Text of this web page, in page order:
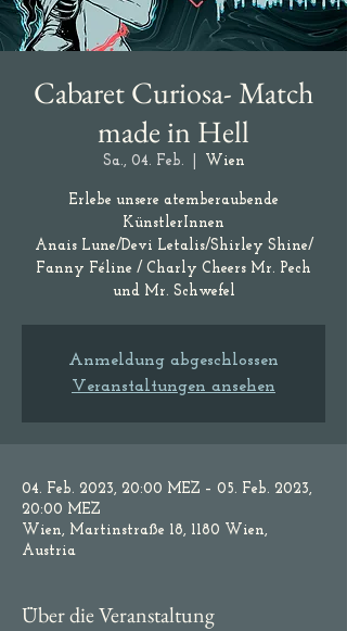
Cabaret Curiosa- Match
made in Hell
Sa., 04. Feb. Wien
Erlebe unsere atemberaubende
KünstlerInnen
Anais Lune/Devi Letalis/Shirley Shine/
Fanny Féline / Charly Cheers Mr. Pech
Anmeldung abgeschlossen
Veranstaltungen ansehen
04. Feb. 2023, 20:00 MEZ – 05. Feb. 2023,
20:00 MEZ
Wien, Martinstraße 18, 1180 Wien,
Austria
Über die Veranstaltung